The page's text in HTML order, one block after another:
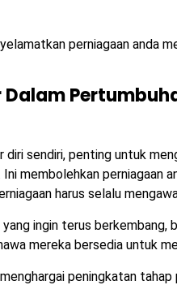
perniagaan anda
Dalam
diri sendiri, penting untuk
Ini membolehkan perniagaan
harus selalu
ingin terus berkembang,
mereka bersedia untuk
peningkatan